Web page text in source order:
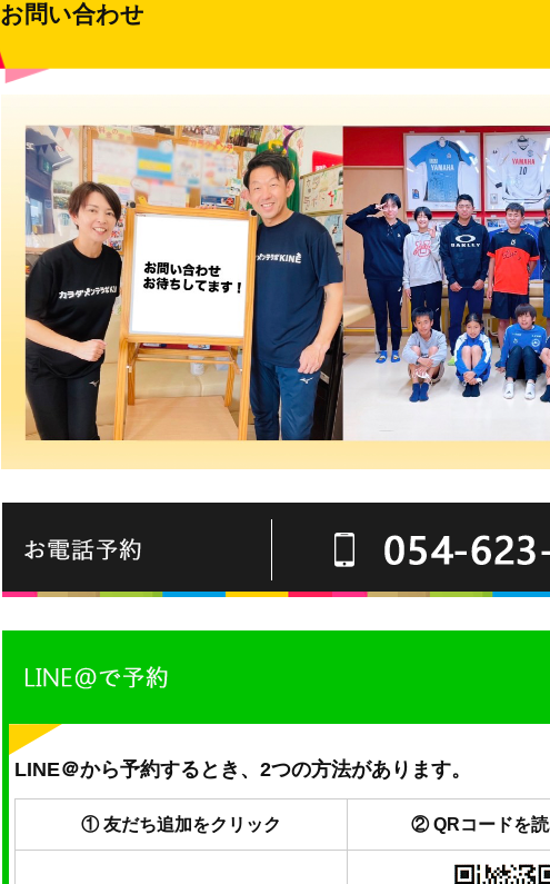
お問い合わせ
LINE＠から予約するとき、2つの方法があります。
① 友だち追加をクリック ② QRコードを読